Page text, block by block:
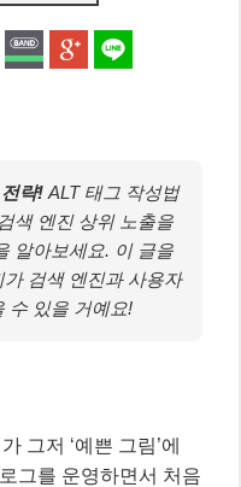
략! ALT 태그 작성법
색 엔진 상위 노출을
알아보세요. 이 글을
검색 엔진과 사용자
수 있을 거예요!
그저 ‘예쁜 그림’에
그를 운영하면서 처음